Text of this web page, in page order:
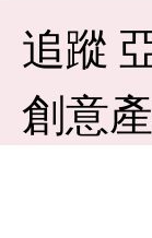
追蹤
創意